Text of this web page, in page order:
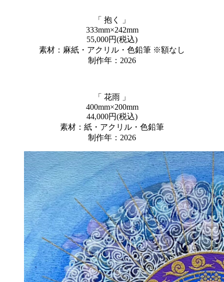
「 抱く 」
333mm×242mm
55,000円(税込)
素材：麻紙・アクリル・色鉛筆 ※額なし
制作年：2026
「 花雨 」
400mm×200mm
44,000円(税込)
素材：紙・アクリル・色鉛筆
制作年：2026